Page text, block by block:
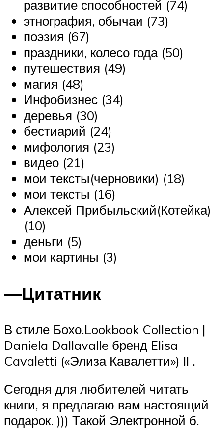
развитие способностей (74)
этнография, обычаи (73)
поэзия (67)
праздники, колесо года (50)
путешествия (49)
магия (48)
Инфобизнес (34)
деревья (30)
бестиарий (24)
мифология (23)
видео (21)
мои тексты(черновики) (18)
мои тексты (16)
Алексей Прибыльский(Котейка)
(10)
деньги (5)
мои картины (3)
—Цитатник
В стиле Бохо.Lookbook Collection |
Daniela Dallavalle бренд Elisa
Cavaletti («Элиза Кавалетти») II .
Сегодня для любителей читать
книги, я предлагаю вам настоящий
подарок. ))) Такой Электронной б.